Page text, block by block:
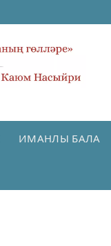
ИМАНЛЫ БАЛА